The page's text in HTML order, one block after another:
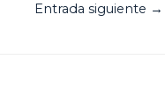
Entrada siguiente →